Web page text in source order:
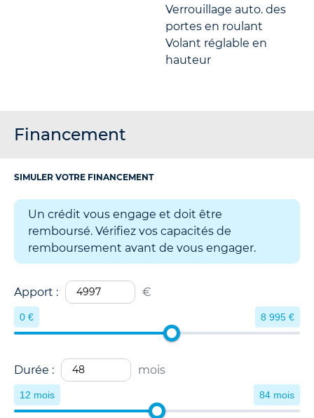
Verrouillage auto. des
portes en roulant
Volant réglable en
hauteur
Financement
SIMULER VOTRE FINANCEMENT
Un crédit vous engage et doit être
remboursé. Vérifiez vos capacités de
remboursement avant de vous engager.
Apport : €
0 € 8 995 €
Durée : mois
12 mois 84 mois